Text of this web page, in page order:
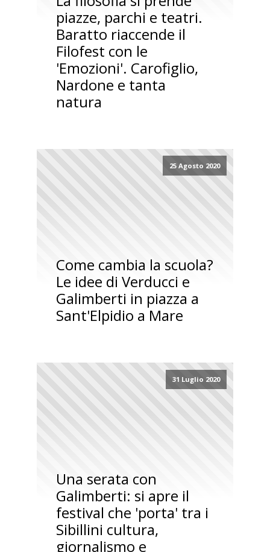
piazze, parchi e teatri.
Baratto riaccende il
Filofest con le
'Emozioni'. Carofiglio,
Nardone e tanta
natura
25 Agosto 2020
Come cambia la scuola?
Le idee di Verducci e
Galimberti in piazza a
Sant'Elpidio a Mare
31 Luglio 2020
Una serata con
Galimberti: si apre il
festival che 'porta' tra i
Sibillini cultura,
giornalismo e